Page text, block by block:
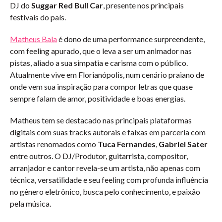
DJ do Suggar Red Bull Car, presente nos principais
festivais do país.
Matheus Balaé dono de uma performance surpreendente,
com feeling apurado, que o leva a ser um animador nas
pistas, aliado a sua simpatia e carisma com o público.
Atualmente vive em Florianópolis, num cenário praiano de
onde vem sua inspiração para compor letras que quase
sempre falam de amor, positividade e boas energias.
Matheus tem se destacado nas principais plataformas
digitais com suas tracks autorais e faixas em parceria com
artistas renomados como Tuca Fernandes, Gabriel Sater
entre outros. O DJ/Produtor, guitarrista, compositor,
arranjador e cantor revela-se um artista, não apenas com
técnica, versatilidade e seu feeling com profunda influência
no gênero eletrônico, busca pelo conhecimento, e paixão
pela música.